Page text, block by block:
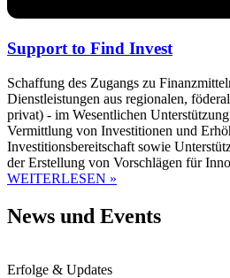
Support to Find Invest
Schaffung des Zugangs zu
Dienstleistungen aus regionalen,
privat) - im Wesentlichen
Vermittlung von Investitionen und
Investitionsbereitschaft sowie
der Erstellung von Vorschlägen für
WEITERLESEN »
News und Events
Erfolge & Updates